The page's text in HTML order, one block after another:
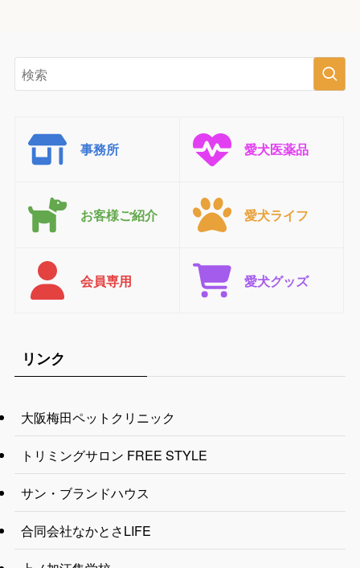
事務所 愛犬医薬品
お客様ご紹介 愛犬ライフ
会員専用 愛犬グッズ
リンク
大阪梅田ペットクリニック
トリミングサロン FREE STYLE
サン・ブランドハウス
合同会社なかとさLIFE